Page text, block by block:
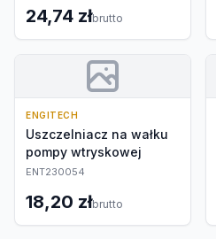
24,74 złbrutto
ENGITECH
Uszczelniacz na wałku
pompy wtryskowej
ENT230054
18,20 złbrutto